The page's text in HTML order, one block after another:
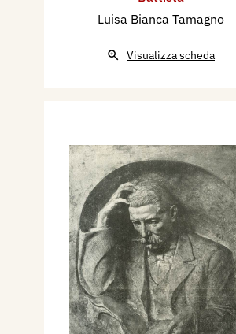
Luisa Bianca Tamagno
Visualizza scheda